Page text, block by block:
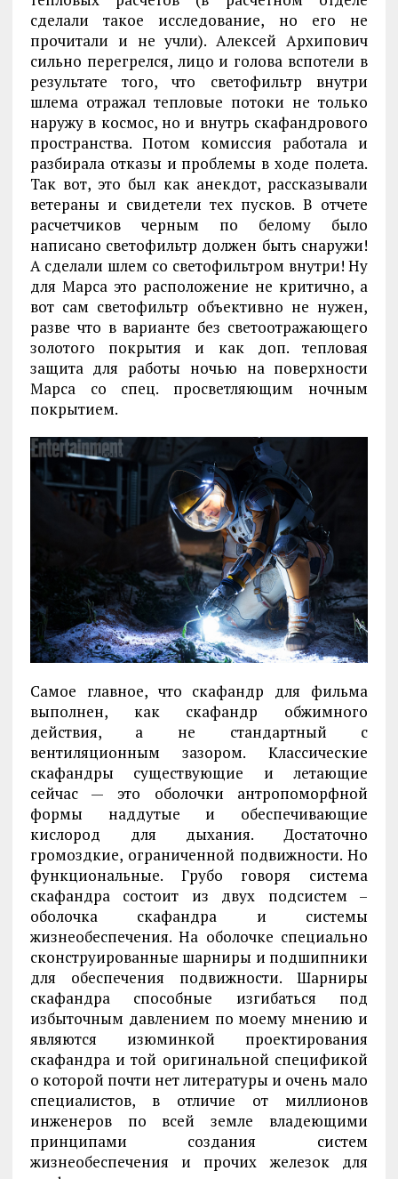
сделали такое исследование, но его не
прочитали и не учли). Алексей Архипович
сильно перегрелся, лицо и голова вспотели в
результате того, что светофильтр внутри
шлема отражал тепловые потоки не только
наружу в космос, но и внутрь скафандрового
пространства. Потом комиссия работала и
разбирала отказы и проблемы в ходе полета.
Так вот, это был как анекдот, рассказывали
ветераны и свидетели тех пусков. В отчете
расчетчиков черным по белому было
написано светофильтр должен быть снаружи!
А сделали шлем со светофильтром внутри! Ну
для Марса это расположение не критично, а
вот сам светофильтр объективно не нужен,
разве что в варианте без светоотражающего
золотого покрытия и как доп. тепловая
защита для работы ночью на поверхности
Марса со спец. просветляющим ночным
покрытием.
Самое главное, что скафандр для фильма
выполнен, как скафандр обжимного
действия, а не стандартный с
вентиляционным зазором. Классические
скафандры существующие и летающие
сейчас — это оболочки антропоморфной
формы наддутые и обеспечивающие
кислород для дыхания. Достаточно
громоздкие, ограниченной подвижности. Но
функциональные. Грубо говоря система
скафандра состоит из двух подсистем –
оболочка скафандра и системы
жизнеобеспечения. На оболочке специально
сконструированные шарниры и подшипники
для обеспечения подвижности. Шарниры
скафандра способные изгибаться под
избыточным давлением по моему мнению и
являются изюминкой проектирования
скафандра и той оригинальной спецификой
о которой почти нет литературы и очень мало
специалистов, в отличие от миллионов
инженеров по всей земле владеющими
принципами создания систем
жизнеобеспечения и прочих железок для